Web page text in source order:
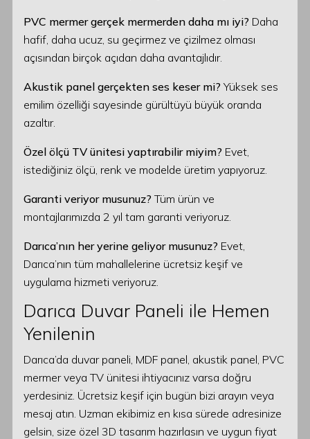
PVC mermer gerçek mermerden daha mı iyi? Daha
hafif, daha ucuz, su geçirmez ve çizilmez olması
açısından birçok açıdan daha avantajlıdır.
Akustik panel gerçekten ses keser mi? Yüksek ses
emilim özelliği sayesinde gürültüyü büyük oranda
azaltır.
Özel ölçü TV ünitesi yaptırabilir miyim? Evet,
istediğiniz ölçü, renk ve modelde üretim yapıyoruz.
Garanti veriyor musunuz? Tüm ürün ve
montajlarımızda 2 yıl tam garanti veriyoruz.
Darıca’nın her yerine geliyor musunuz? Evet,
Darıca’nın tüm mahallelerine ücretsiz keşif ve
uygulama hizmeti veriyoruz.
Darıca Duvar Paneli ile Hemen
Yenilenin
Darıca’da duvar paneli, MDF panel, akustik panel, PVC
mermer veya TV ünitesi ihtiyacınız varsa doğru
yerdesiniz. Ücretsiz keşif için bugün bizi arayın veya
mesaj atın. Uzman ekibimiz en kısa sürede adresinize
gelsin, size özel 3D tasarım hazırlasın ve uygun fiyat